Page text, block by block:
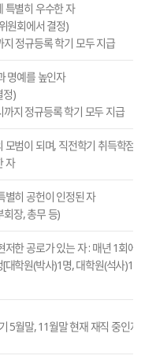
특별히 우수한 자
원회에서 결정)
정규등록 학기 모두 지급
명예를 높인자
정)
지 정규등록 학기 모두 지급
모범이 되며, 직전학기 취득학점
자
별히 공헌이 인정된 자
회장, 총무 등)
저한 공로가 있는 자 : 매년 1회에
대학원(박사)1명, 대학원(석사)1
5월말, 11월말 현재 재직 중인자)